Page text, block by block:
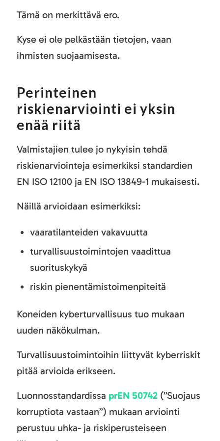
Tämä on merkittävä ero.
Kyse ei ole pelkästään tietojen, vaan
ihmisten suojaamisesta.
Perinteinen
riskienarviointi ei yksin
enää riitä
Valmistajien tulee jo nykyisin tehdä
riskienarviointeja esimerkiksi standardien
EN ISO 12100 ja EN ISO 13849-1 mukaisesti.
Näillä arvioidaan esimerkiksi:
vaaratilanteiden vakavuutta
turvallisuustoimintojen vaadittua
suorituskykyä
riskin pienentämistoimenpiteitä
Koneiden kyberturvallisuus tuo mukaan
uuden näkökulman.
Turvallisuustoimintoihin liittyvät kyberriskit
pitää arvioida erikseen.
Luonnosstandardissa prEN 50742(”Suojaus
korruptiota vastaan”) mukaan arviointi
perustuu uhka- ja riskiperusteiseen